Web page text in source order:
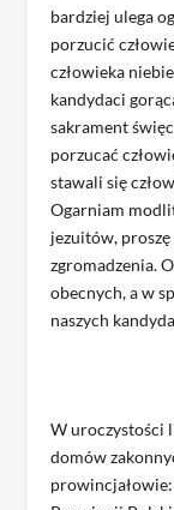
bardziej ulega
porzucić
człowieka
kandydaci
sakrament
porzucać
stawali się
Ogarniam
jezuitów,
zgromadzenia.
obecnych, a w
naszych
W uroczystości
domów
prowincjałowie: